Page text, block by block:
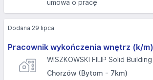
umowa o pracę
Pracownik wykończenia wnętrz (k/m)
WISZKOWSKI FILIP Solid Building
Chorzów (Bytom - 7km)
Dodana 29 lipca